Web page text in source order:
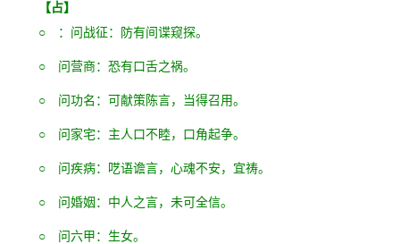
【占】
○ ：问战征：防有间谍窥探。
○ 问营商：恐有口舌之祸。
○ 问功名：可献策陈言，当得召用。
○ 问家宅：主人口不睦，口角起争。
○ 问疾病：呓语谵言，心魂不安，宜祷。
○ 问婚姻：中人之言，未可全信。
○ 问六甲：生女。